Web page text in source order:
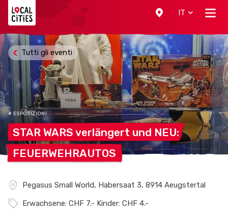
IT
Tutti gli eventi
# ESPOSIZIONI
STAR WARS verlängert und NEU:
FEUERWEHRAUTOS
Pegasus Small World, Habersaat 3, 8914 Aeugstertal
Erwachsene: CHF 7.- Kinder: CHF 4.-